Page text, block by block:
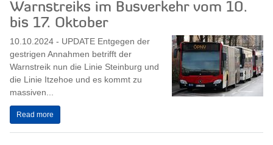
Warnstreiks im Busverkehr vom 10.
bis 17. Oktober
10.10.2024 - UPDATE Entgegen der
gestrigen Annahmen betrifft der
Warnstreik nun die Linie Steinburg und
die Linie Itzehoe und es kommt zu
massiven...
Read more